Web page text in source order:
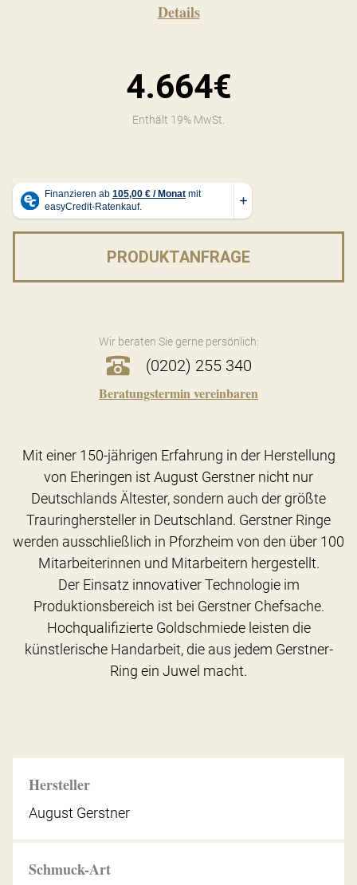
Details
4.664€
Enthält 19% MwSt.
PRODUKTANFRAGE
Wir beraten Sie gerne persönlich:
(0202) 255 340
Beratungstermin vereinbaren
Hersteller
August Gerstner
Schmuck-Art
Mit einer 150-jährigen Erfahrung in der Herstellung
von Eheringen ist August Gerstner nicht nur
Deutschlands Ältester, sondern auch der größte
Trauringhersteller in Deutschland. Gerstner Ringe
werden ausschließlich in Pforzheim von den über 100
Mitarbeiterinnen und Mitarbeitern hergestellt.
Der Einsatz innovativer Technologie im
Produktionsbereich ist bei Gerstner Chefsache.
Hochqualifizierte Goldschmiede leisten die
künstlerische Handarbeit, die aus jedem Gerstner-
Ring ein Juwel macht.